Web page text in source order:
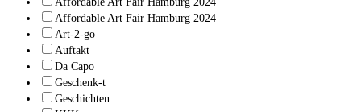
Affordable Art Fair Hamburg 2024
Art-2-go
Auftakt
Da Capo
Geschenk-t
Geschichten